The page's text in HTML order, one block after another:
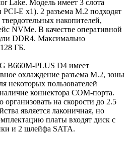
Lake. Модель имеет 3 слота
E x1). 2 разъема M.2 подходят
накопителей,
NVMe. В качестве оперативной
DDR4. Максимально
ГБ.
B660M-PLUS D4 имеет
охлаждение разъема M.2, зоны
некоторых пользователей
коннектора COM-порта.
на скорости до 2.5
является лаконичная, но
платы входят диск с
и 2 шлейфа SATA.